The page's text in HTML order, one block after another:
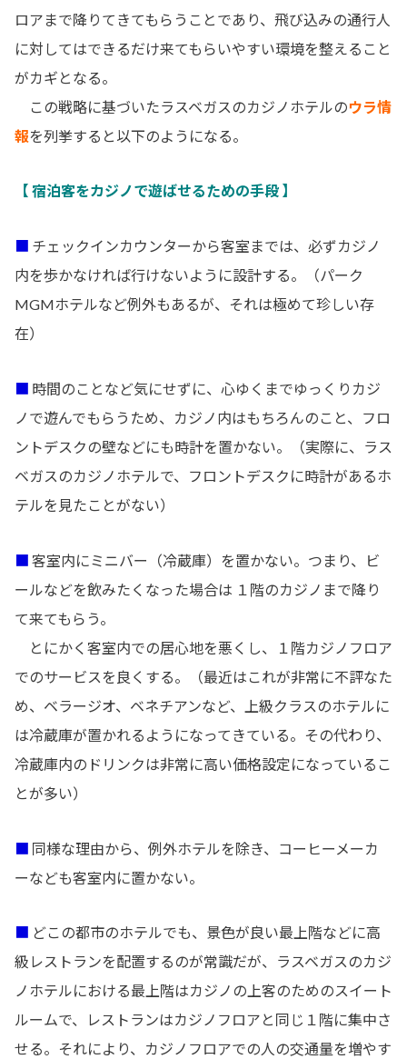
ロアまで降りてきてもらうことであり、飛び込みの通行人
に対してはできるだけ来てもらいやすい環境を整えること
がカギとなる。
この戦略に基づいたラスベガスのカジノホテルのウラ情
報を列挙すると以下のようになる。
【 宿泊客をカジノで遊ばせるための手段 】
チェックインカウンターから客室までは、必ずカジノ
内を歩かなければ行けないように設計する。（パーク
MGMホテルなど例外もあるが、それは極めて珍しい存
在）
■ 時間のことなど気にせずに、心ゆくまでゆっくりカジ
ノで遊んでもらうため、カジノ内はもちろんのこと、フロ
ントデスクの壁などにも時計を置かない。（実際に、ラス
ベガスのカジノホテルで、フロントデスクに時計があるホ
テルを見たことがない）
■ 客室内にミニバー（冷蔵庫）を置かない。つまり、ビ
ールなどを飲みたくなった場合は １階のカジノまで降り
て来てもらう。
とにかく客室内での居心地を悪くし、１階カジノフロア
でのサービスを良くする。（最近はこれが非常に不評なた
め、ベラージオ、ベネチアンなど、上級クラスのホテルに
は冷蔵庫が置かれるようになってきている。その代わり、
冷蔵庫内のドリンクは非常に高い価格設定になっているこ
とが多い）
■ 同様な理由から、例外ホテルを除き、コーヒーメーカ
ーなども客室内に置かない。
どこの都市のホテルでも、景色が良い最上階などに高
級レストランを配置するのが常識だが、ラスベガスのカジ
ノホテルにおける最上階はカジノの上客のためのスイート
ルームで、レストランはカジノフロアと同じ１階に集中さ
せる。それにより、カジノフロアでの人の交通量を増やす